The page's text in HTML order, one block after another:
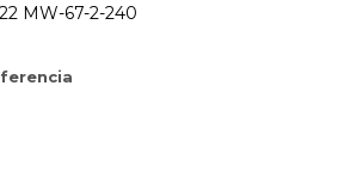
MW-67-2-240